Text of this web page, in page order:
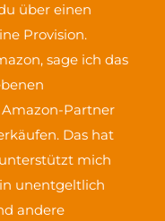
über einen
Provision.
sage ich das
Amazon-Partner
. Das hat
mich
unentgeltlich
andere